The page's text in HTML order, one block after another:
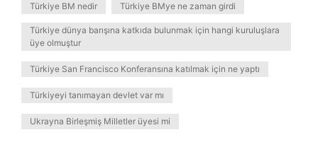
Türkiye BM nedir Türkiye BMye ne zaman girdi
Türkiye dünya barışına katkıda bulunmak için hangi kuruluşlara
üye olmuştur
Türkiye San Francisco Konferansına katılmak için ne yaptı
Türkiyeyi tanımayan devlet var mı
Ukrayna Birleşmiş Milletler üyesi mi